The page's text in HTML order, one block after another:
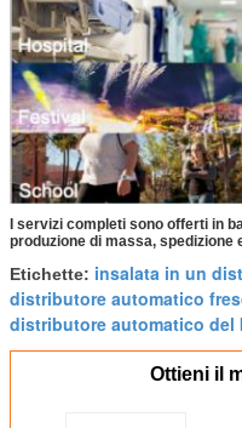
I servizi completi sono offerti in
produzione di massa, spedizione
Etichette: insalata in un
distributore automatico
distributore automatico del
Ottieni il